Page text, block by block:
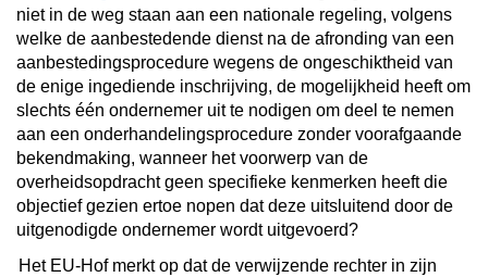
niet in de weg staan aan een nationale regeling, volgens
welke de aanbestedende dienst na de afronding van een
aanbestedingsprocedure wegens de ongeschiktheid van
de enige ingediende inschrijving, de mogelijkheid heeft om
slechts één ondernemer uit te nodigen om deel te nemen
aan een onderhandelingsprocedure zonder voorafgaande
bekendmaking, wanneer het voorwerp van de
overheidsopdracht geen specifieke kenmerken heeft die
objectief gezien ertoe nopen dat deze uitsluitend door de
uitgenodigde ondernemer wordt uitgevoerd?
Het EU-Hof merkt op dat de verwijzende rechter in zijn